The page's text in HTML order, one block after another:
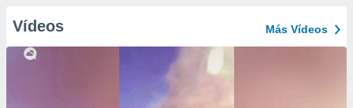
Vídeos Más Vídeos